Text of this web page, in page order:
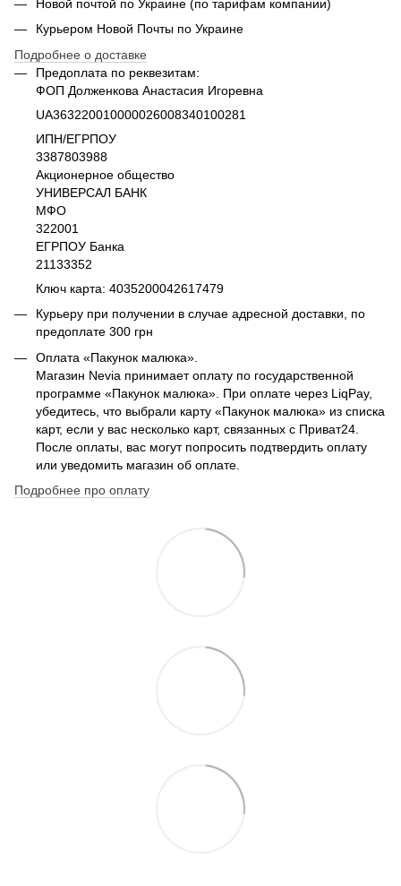
Новой почтой по Украине (по тарифам компании)
Курьером Новой Почты по Украине
Подробнее о доставке
Предоплата по реквезитам:
ФОП Долженкова Анастасия Игоревна
UA363220010000026008340100281
ИПН/ЕГРПОУ
3387803988
Акционерное общество
УНИВЕРСАЛ БАНК
МФО
322001
ЕГРПОУ Банка
21133352
Ключ карта: 4035200042617479
Курьеру при получении в случае адресной доставки, по
предоплате 300 грн
Оплата «Пакунок малюка».
Магазин Nevia принимает оплату по государственной
программе «Пакунок малюка». При оплате через LiqPay,
убедитесь, что выбрали карту «Пакунок малюка» из списка
карт, если у вас несколько карт, связанных с Приват24.
После оплаты, вас могут попросить подтвердить оплату
или уведомить магазин об оплате.
Подробнее про оплату